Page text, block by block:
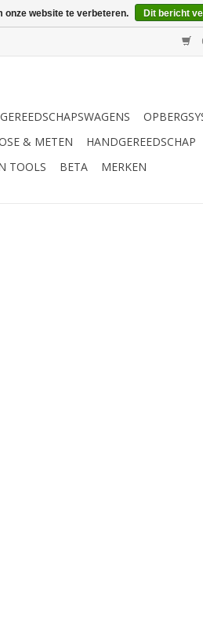
& METEN HANDGEREEDSCHAP
TOOLS BETA MERKEN
onze website te verbeteren. Dit bericht